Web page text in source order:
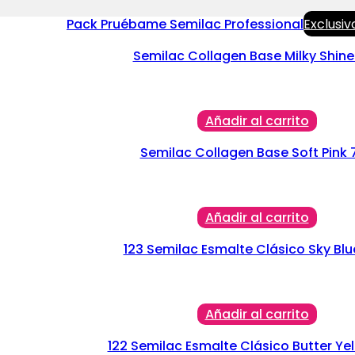
Pack Pruébame Semilac Professional
Semilac Collagen Base Milky
Añadir al carrito
Semilac Collagen Base Soft Pink
Añadir al carrito
123 Semilac Esmalte Clásico Sky
Añadir al carrito
122 Semilac Esmalte Clásico Butter